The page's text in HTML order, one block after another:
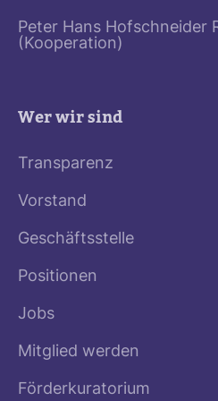
Peter Hans Hofschneider
(Kooperation)
Wer wir sind
Transparenz
Vorstand
Geschäftsstelle
Positionen
Jobs
Mitglied werden
Förderkuratorium